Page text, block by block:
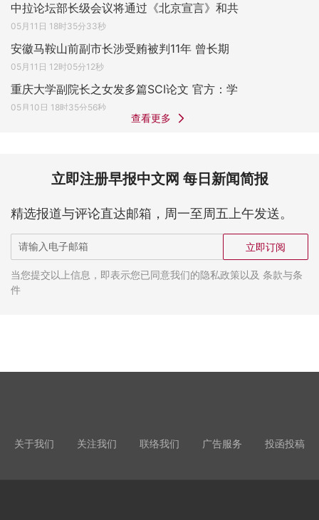
中拉论坛部长级会议将通过《北京宣言》和共
05月11日 18时35分33秒
安徽马鞍山前副市长涉受贿被判11年 曾长期
05月11日 12时05分12秒
重庆大学副院长之女发多篇SCI论文 官方：学
05月10日 18时35分56秒
查看更多
立即注册早报中文网 每日新闻简报
精选报道与评论直达邮箱，周一至周五上午发送。
立即订阅
当您提交以上信息，即表示您已同意我们的隐私政策以及 条款与条
件
关于我们 关注我们 联络我们 广告服务 投函投稿